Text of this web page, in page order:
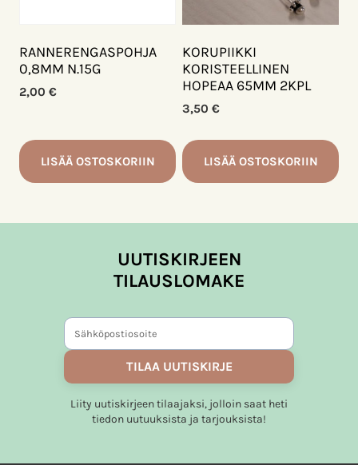
tuotteen
sivulla.
RANNERENGASPOHJA
0,8MM N.15G
2,00 €
LISÄÄ OSTOSKORIIN
KORUPIIKKI
KORISTEELLINEN
HOPEAA 65MM 2KPL
3,50 €
LISÄÄ OSTOSKORIIN
UUTISKIRJEEN
TILAUSLOMAKE
TILAA UUTISKIRJE
Liity uutiskirjeen tilaajaksi, jolloin saat heti
tiedon uutuuksista ja tarjouksista!